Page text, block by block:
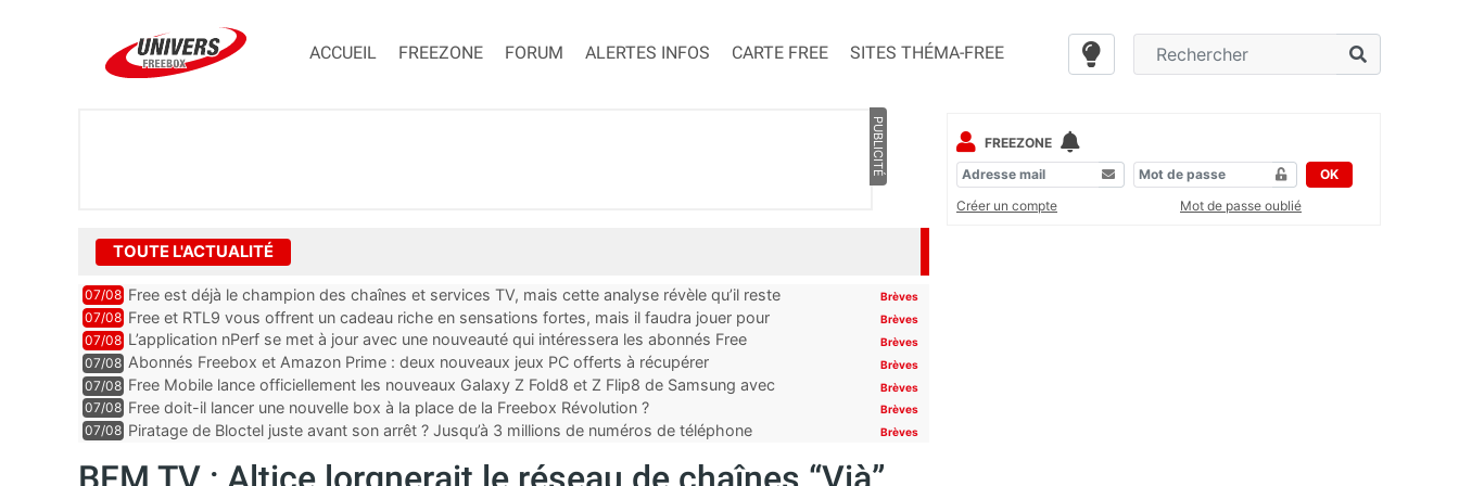
ACCUEIL FREEZONE FORUM ALERTES INFOS CARTE FREE SITES THÉMA-FREE
PUBLICITÉ
TOUTE L'ACTUALITÉ
07/08 Free est déjà le champion des chaînes et services TV, mais cette analyse révèle qu’il reste
encore au moin...
Brèves
07/08 Free et RTL9 vous offrent un cadeau riche en sensations fortes, mais il faudra jouer pour
l’obtenir
Brèves
07/08 L’application nPerf se met à jour avec une nouveauté qui intéressera les abonnés Free
Mobile, Orange, SFR ...
Brèves
07/08 Abonnés Freebox et Amazon Prime : deux nouveaux jeux PC offerts à récupérer Brèves
07/08 Free Mobile lance officiellement les nouveaux Galaxy Z Fold8 et Z Flip8 de Samsung avec
des promos et des cadeaux
Brèves
07/08 Free doit-il lancer une nouvelle box à la place de la Freebox Révolution ? Brèves
07/08 Piratage de Bloctel juste avant son arrêt ? Jusqu’à 3 millions de numéros de téléphone
Brèves
FREEZONE
OK
Créer un compte
Mot de passe oublié